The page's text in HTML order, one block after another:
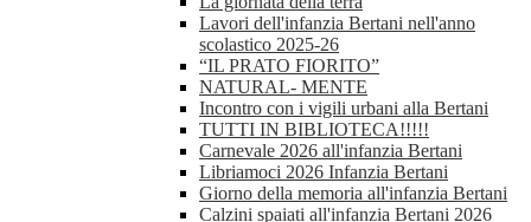
Lavori dell'infanzia Bertani nell'anno
scolastico 2025-26
“IL PRATO FIORITO”
NATURAL- MENTE
Incontro con i vigili urbani alla Bertani
TUTTI IN BIBLIOTECA!!!!!
Carnevale 2026 all'infanzia Bertani
Libriamoci 2026 Infanzia Bertani
Giorno della memoria all'infanzia Bertani
Calzini spaiati all'infanzia Bertani 2026